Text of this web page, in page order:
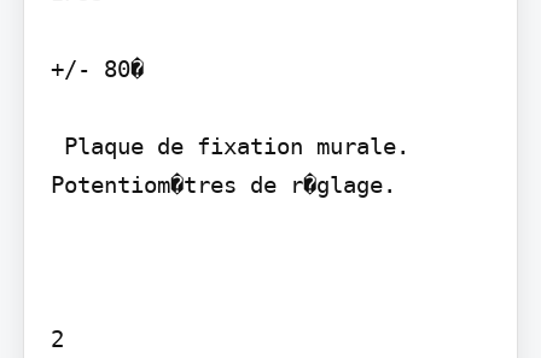
+/- 80�
Potentiom�tres de r�glage.